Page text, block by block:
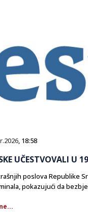
, 18:58
UČESTVOVALI U
poslova
pokazujući da